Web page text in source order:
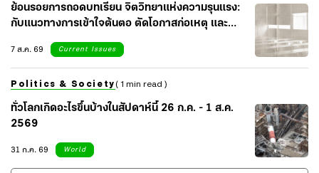
ย้อนรอยการถอดบทเรียน จิตวิทยาแห่งความรุนแรง:
กับแนวทางการเข้าใจต้นตอ ตัดโอกาสก่อเหตุ และ
เยียวยาจิตใจสังคม
7 ส.ค. 69 Current Issues
Politics & Society ( 1 min read )
ทั่วโลกเกิดอะไรขึ้นบ้างในสัปดาห์นี้ 26 ก.ค. - 1 ส.ค.
2569
31 ก.ค. 69
World